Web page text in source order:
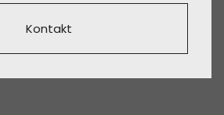
Kontakt